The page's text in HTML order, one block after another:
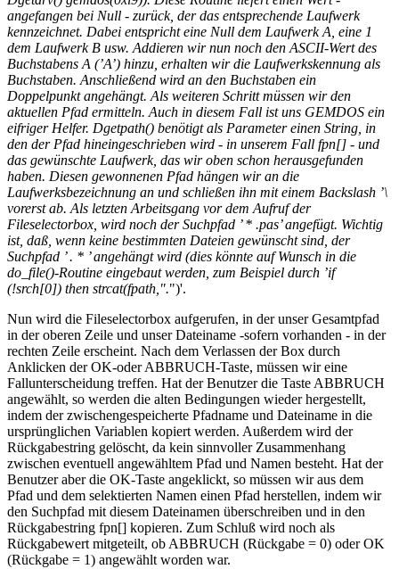
angefangen bei Null - zurück, der das entsprechende Laufwerk
kennzeichnet. Dabei entspricht eine Null dem Laufwerk A, eine 1
dem Laufwerk B usw. Addieren wir nun noch den ASCII-Wert des
Buchstabens A (’A’) hinzu, erhalten wir die Laufwerkskennung als
Buchstaben. Anschließend wird an den Buchstaben ein
Doppelpunkt angehängt. Als weiteren Schritt müssen wir den
aktuellen Pfad ermitteln. Auch in diesem Fall ist uns GEMDOS ein
eifriger Helfer. Dgetpath() benötigt als Parameter einen String, in
den der Pfad hineingeschrieben wird - in unserem Fall fpn[] - und
das gewünschte Laufwerk, das wir oben schon herausgefunden
haben. Diesen gewonnenen Pfad hängen wir an die
Laufwerksbezeichnung an und schließen ihn mit einem Backslash ’\
vorerst ab. Als letzten Arbeitsgang vor dem Aufruf der
Fileselectorbox, wird noch der Suchpfad ’ * .pas’ angefügt. Wichtig
ist, daß, wenn keine bestimmten Dateien gewünscht sind, der
Suchpfad ’. * ’ angehängt wird (dies könnte auf Wunsch in die
do_file()-Routine eingebaut werden, zum Beispiel durch ’if
(!srch[0]) then strcat(fpath,".")'.
Nun wird die Fileselectorbox aufgerufen, in der unser Gesamtpfad
in der oberen Zeile und unser Dateiname -sofern vorhanden - in der
rechten Zeile erscheint. Nach dem Verlassen der Box durch
Anklicken der OK-oder ABBRUCH-Taste, müssen wir eine
Fallunterscheidung treffen. Hat der Benutzer die Taste ABBRUCH
angewählt, so werden die alten Bedingungen wieder hergestellt,
indem der zwischengespeicherte Pfadname und Dateiname in die
ursprünglichen Variablen kopiert werden. Außerdem wird der
Rückgabestring gelöscht, da kein sinnvoller Zusammenhang
zwischen eventuell angewähltem Pfad und Namen besteht. Hat der
Benutzer aber die OK-Taste angeklickt, so müssen wir aus dem
Pfad und dem selektierten Namen einen Pfad herstellen, indem wir
den Suchpfad mit diesem Dateinamen überschreiben und in den
Rückgabestring fpn[] kopieren. Zum Schluß wird noch als
Rückgabewert mitgeteilt, ob ABBRUCH (Rückgabe = 0) oder OK
(Rückgabe = 1) angewählt worden war.